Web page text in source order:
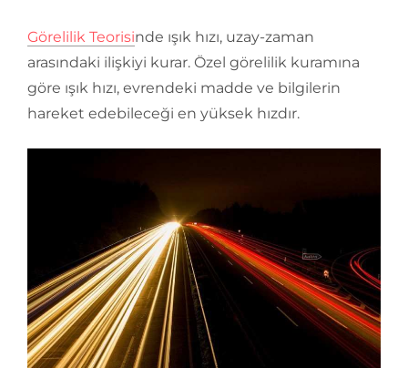
Görelilik Teorisinde ışık hızı, uzay-zaman
arasındaki ilişkiyi kurar. Özel görelilik kuramına
göre ışık hızı, evrendeki madde ve bilgilerin
hareket edebileceği en yüksek hızdır.